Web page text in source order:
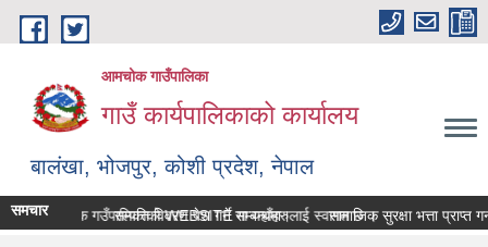
Skip to main content
आमचोक गाउँपालिका
गाउँ कार्यपालिकाको कार्यालय
बालंखा, भोजपुर, कोशी प्रदेश, नेपाल
आमचोक गउँपालिकाको WEBSITE मा यहाँहरुलाई स्वागत छ ।
समचार सम्पत्ति विवरण पेश गर्ने सम्बन्धमा। सामाजिक सुरक्षा भत्ता प्राप्‍त